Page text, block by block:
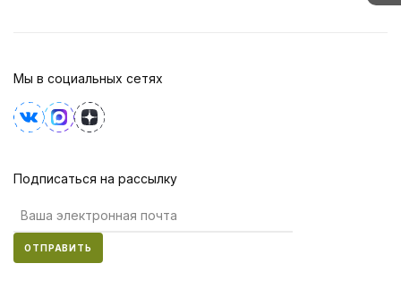
Мы в социальных сетях
Подписаться на рассылку
ОТПРАВИТЬ